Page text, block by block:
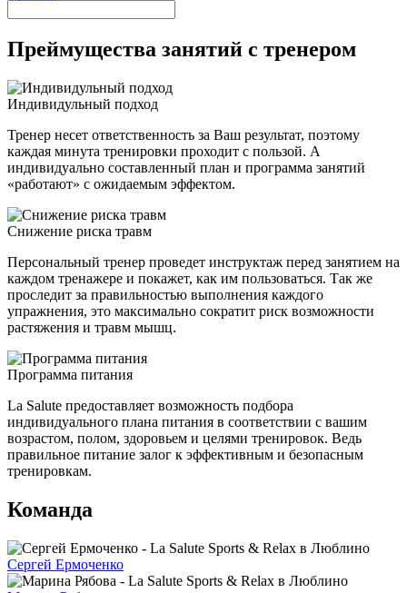
Преймущества занятий с тренером
Индивидульный подход
Тренер несет ответственность за Ваш результат, поэтому
каждая минута тренировки проходит с пользой. А
индивидуально составленный план и программа занятий
«работают» с ожидаемым эффектом.
Снижение риска травм
Персональный тренер проведет инструктаж перед занятием на
каждом тренажере и покажет, как им пользоваться. Так же
проследит за правильностью выполнения каждого
упражнения, это максимально сократит риск возможности
растяжения и травм мышц.
Программа питания
La Salute предоставляет возможность подбора
индивидуального плана питания в соответствии с вашим
возрастом, полом, здоровьем и целями тренировок. Ведь
правильное питание залог к эффективным и безопасным
тренировкам.
Команда
Сергей Ермоченко